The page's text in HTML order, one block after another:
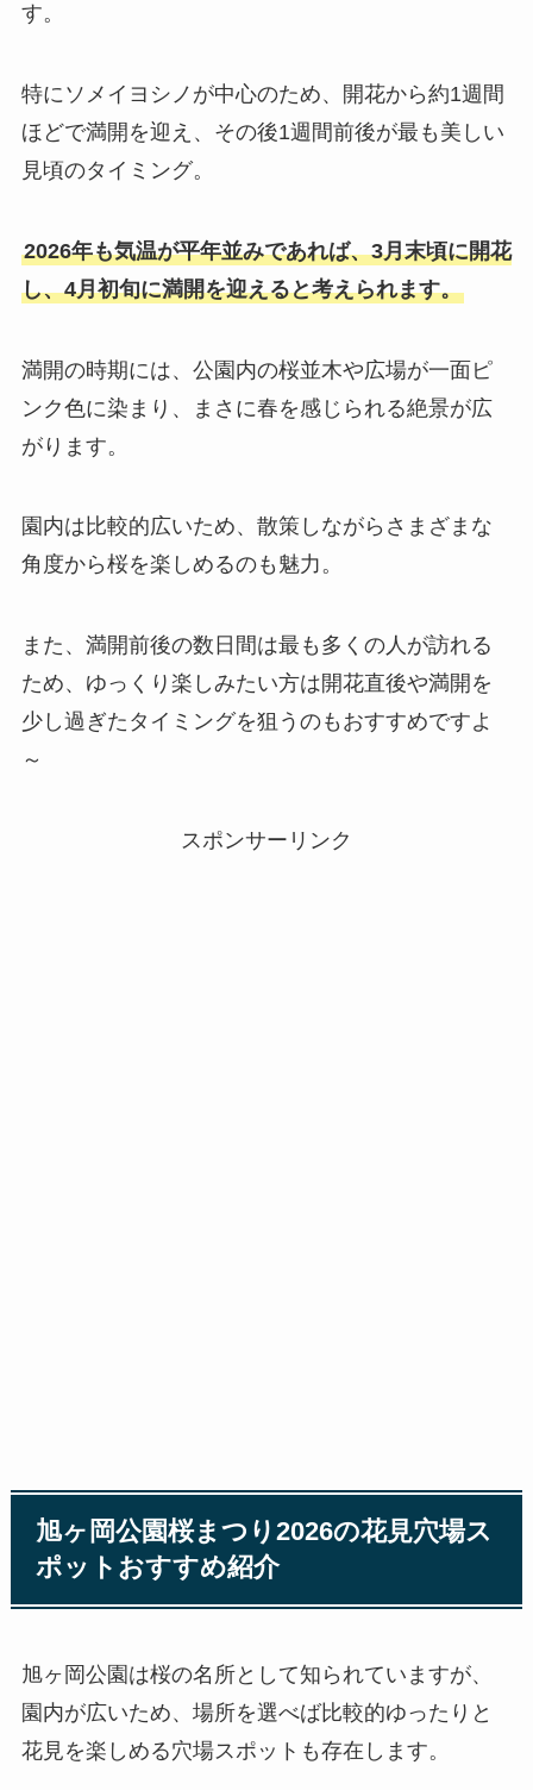
す。
特にソメイヨシノが中心のため、開花から約1週間
ほどで満開を迎え、その後1週間前後が最も美しい
見頃のタイミング。
2026年も気温が平年並みであれば、3月末頃に開花
し、4月初旬に満開を迎えると考えられます。
満開の時期には、公園内の桜並木や広場が一面ピ
ンク色に染まり、まさに春を感じられる絶景が広
がります。
園内は比較的広いため、散策しながらさまざまな
角度から桜を楽しめるのも魅力。
また、満開前後の数日間は最も多くの人が訪れる
ため、ゆっくり楽しみたい方は開花直後や満開を
少し過ぎたタイミングを狙うのもおすすめですよ
～
スポンサーリンク
旭ヶ岡公園桜まつり2026の花見穴場ス
ポットおすすめ紹介
旭ヶ岡公園は桜の名所として知られていますが、
園内が広いため、場所を選べば比較的ゆったりと
花見を楽しめる穴場スポットも存在します。